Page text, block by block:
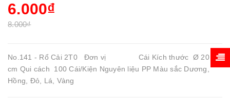
6.000₫
8.000₫
No.141 - Rổ Cải 2T0 Đơn vị Cái Kích thước Ø 20 x 7
cm Qui cách 100 Cái/Kiện Nguyên liệu PP Màu sắc Dương,
Hồng, Đỏ, Lá, Vàng